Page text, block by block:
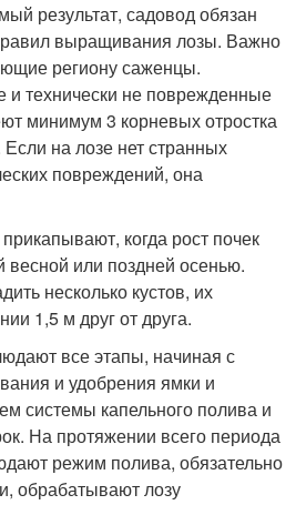
результат, садовод обязан
выращивания лозы. Важно
региону саженцы.
и технически не поврежденные
минимум 3 корневых отростка
на лозе нет странных
повреждений, она
когда рост почек
весной или поздней осенью.
несколько кустов, их
1,5 м друг от друга.
все этапы, начиная с
и удобрения ямки и
системы капельного полива и
На протяжении всего периода
режим полива, обязательно
обрабатывают лозу